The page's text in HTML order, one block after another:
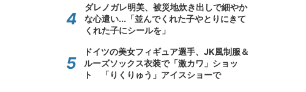
ダレノガレ明美、被災地炊き出しで細やか
な心遣い...「並んでくれた子やとりにきて
くれた子にシールを」
ドイツの美女フィギュア選手、JK風制服＆
ルーズソックス衣装で「激カワ」ショッ
ト 「りくりゅう」アイスショーで